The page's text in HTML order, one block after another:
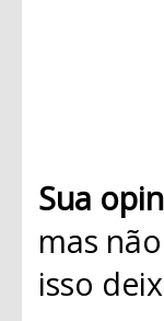
Sua
mas
isso